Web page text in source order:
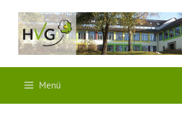
Inhalt
springen
Menü